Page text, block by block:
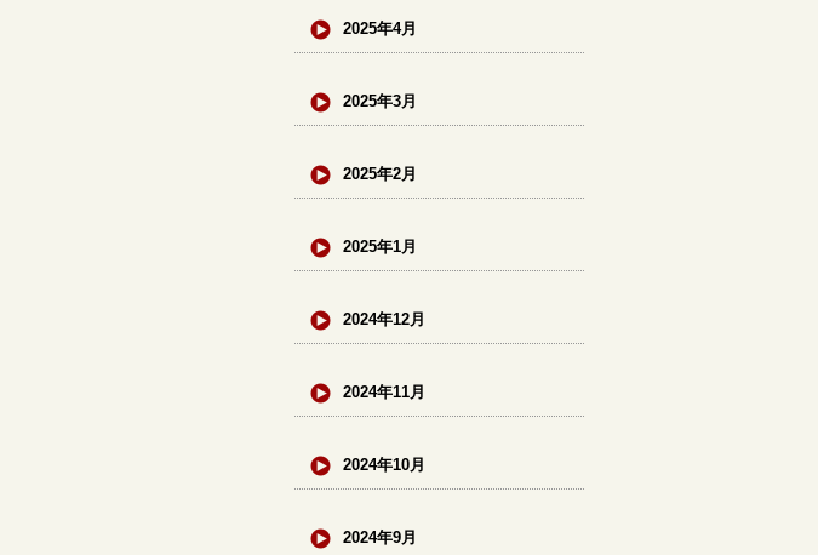
2025年4月
2025年3月
2025年2月
2025年1月
2024年12月
2024年11月
2024年10月
2024年9月